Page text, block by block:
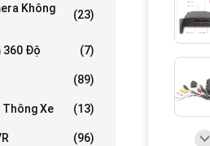
Không
(23)
360 Độ (7)
(89)
Thông Xe (13)
(96)